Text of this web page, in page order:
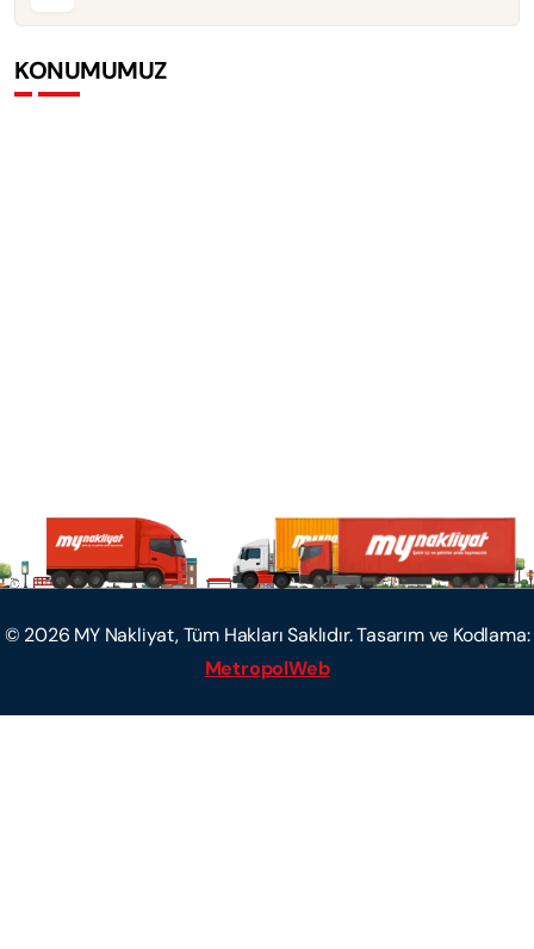
KONUMUMUZ
© 2026 MY Nakliyat, Tüm Hakları Saklıdır. Tasarım ve Kodlama:
MetropolWeb